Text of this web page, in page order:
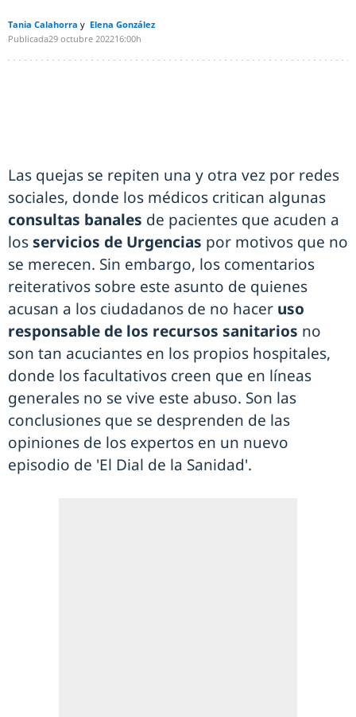
Tania Calahorra
Elena González
Publicada29 octubre 202216:00h
Las quejas se repiten una y otra vez por redes
sociales, donde los médicos critican algunas
consultas banales de pacientes que acuden a
losservicios de Urgencias por motivos que no
se merecen. Sin embargo, los comentarios
reiterativos sobre este asunto de quienes
acusan a los ciudadanos de no hacer uso
responsable de los recursos sanitarios no
son tan acuciantes en los propios hospitales,
donde los facultativos creen que en líneas
generales no se vive este abuso. Son las
conclusiones que se desprenden de las
opiniones de los expertos en un nuevo
episodio de 'El Dial de la Sanidad'.